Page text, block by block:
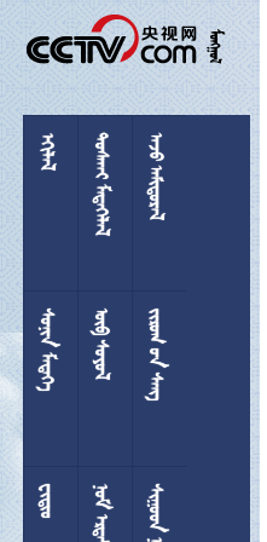

 

 
 
 
 
  